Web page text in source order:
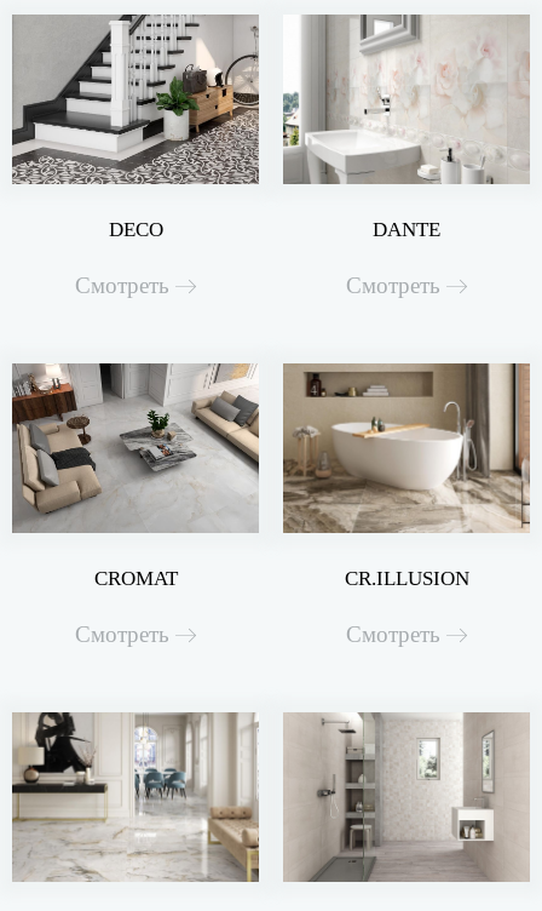
DECO
Смотреть
DANTE
Смотреть
CROMAT
Смотреть
CR.ILLUSION
Смотреть